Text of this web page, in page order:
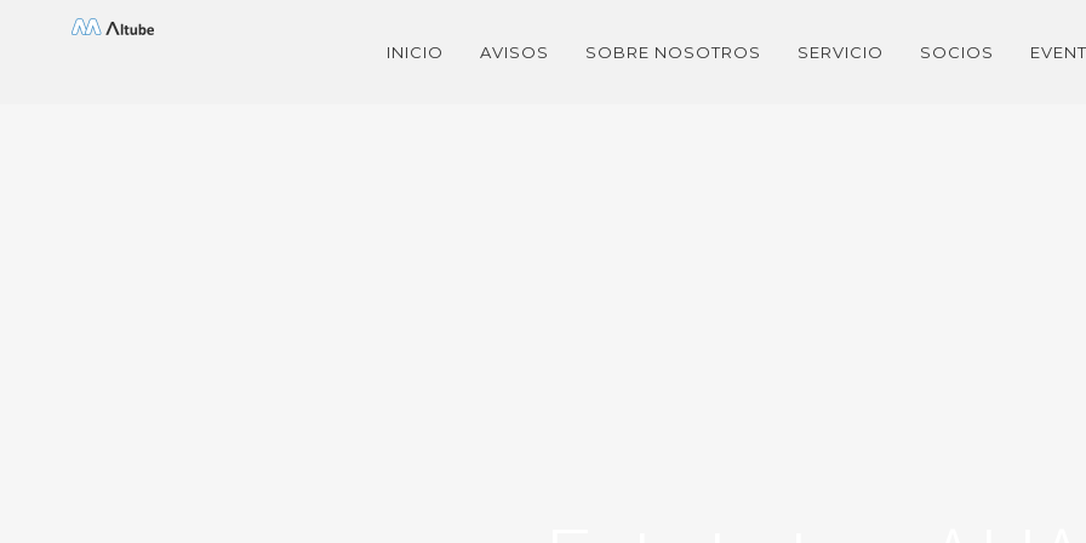
INICIO AVISOS SOBRE NOSOTROS SERVICIO SOCIOS